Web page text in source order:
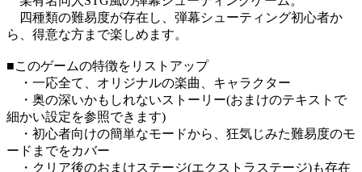
四種類の難易度が存在し、弾幕シューティング初心者か
ら、得意な方まで楽しめます。
■このゲームの特徴をリストアップ
・一応全て、オリジナルの楽曲、キャラクター
・奥の深いかもしれないストーリー(おまけのテキストで
細かい設定を参照できます)
・初心者向けの簡単なモードから、狂気じみた難易度のモ
ードまでをカバー
・クリア後のおまけステージ(エクストラステージ)も存在